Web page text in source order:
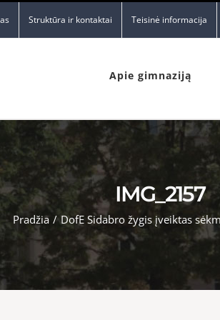
Struktūra ir kontaktai Teisinė informacija
Apie gimnaziją
IMG_2157
Pradžia / DofE Sidabro žygis įveiktas